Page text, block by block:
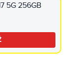
5G 256GB